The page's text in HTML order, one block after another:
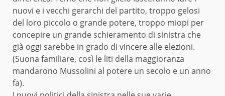
nuovi e i vecchi gerarchi del partito, troppo gelosi
del loro piccolo o grande potere, troppo miopi per
concepire un grande schieramento di sinistra che
già oggi sarebbe in grado di vincere alle elezioni.
(Suona familiare, così le liti della maggioranza
mandarono Mussolini al potere un secolo e un anno
fa).